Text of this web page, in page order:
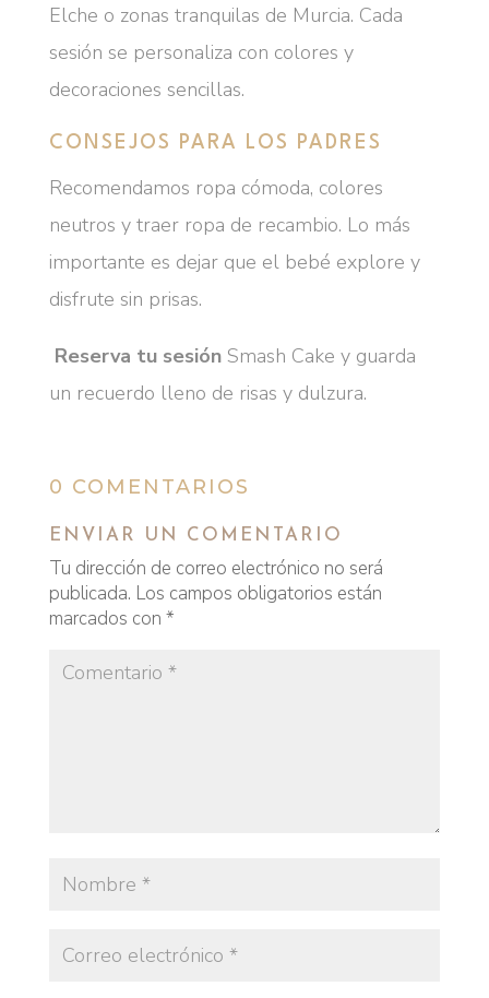
Elche o zonas tranquilas de Murcia. Cada
sesión se personaliza con colores y
decoraciones sencillas.
CONSEJOS PARA LOS PADRES
Recomendamos ropa cómoda, colores
neutros y traer ropa de recambio. Lo más
importante es dejar que el bebé explore y
disfrute sin prisas.
Reserva tu sesiónSmash Cake y guarda
un recuerdo lleno de risas y dulzura.
0 COMENTARIOS
ENVIAR UN COMENTARIO
Tu dirección de correo electrónico no será
publicada. Los campos obligatorios están
marcados con *